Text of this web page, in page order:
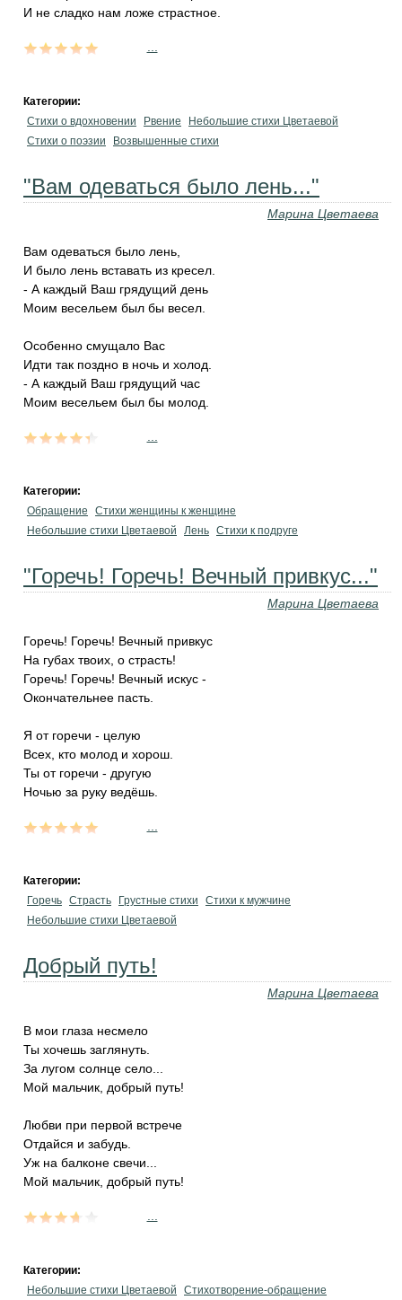
И не сладко нам ложе страстное.
Категории:
Стихи о вдохновении
Рвение
Небольшие стихи Цветаевой
Стихи о поэзии
Возвышенные стихи
"Вам одеваться было лень..."
Марина Цветаева
Вам одеваться было лень,
И было лень вставать из кресел.
- А каждый Ваш грядущий день
Моим весельем был бы весел.
Особенно смущало Вас
Идти так поздно в ночь и холод.
- А каждый Ваш грядущий час
Моим весельем был бы молод.
Категории:
Обращение
Стихи женщины к женщине
Небольшие стихи Цветаевой
Лень Стихи к подруге
"Горечь! Горечь! Вечный привкус..."
Марина Цветаева
Горечь! Горечь! Вечный привкус
На губах твоих, о страсть!
Горечь! Горечь! Вечный искус -
Окончательнее пасть.
Я от горечи - целую
Всех, кто молод и хорош.
Ты от горечи - другую
Ночью за руку ведёшь.
Категории:
Горечь Страсть Грустные стихи
Стихи к мужчине
Небольшие стихи Цветаевой
Добрый путь!
Марина Цветаева
В мои глаза несмело
Ты хочешь заглянуть.
За лугом солнце село...
Мой мальчик, добрый путь!
Любви при первой встрече
Отдайся и забудь.
Уж на балконе свечи...
Мой мальчик, добрый путь!
Категории:
Небольшие стихи Цветаевой
Стихотворение-обращение